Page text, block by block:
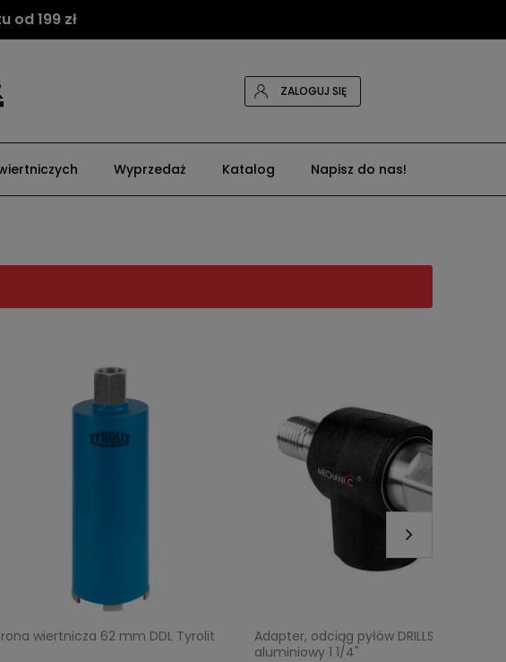
od 199 zł
ZALOGUJ SIĘ
Wyprzedaż Katalog Napisz do nas!
62 mm DDL Tyrolit
Adapter, odciąg pyłów DRILLSTREAM
aluminiowy 1 1/4"